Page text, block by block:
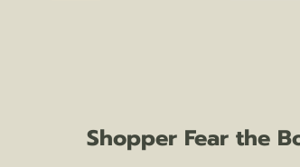
Shopper Fear the